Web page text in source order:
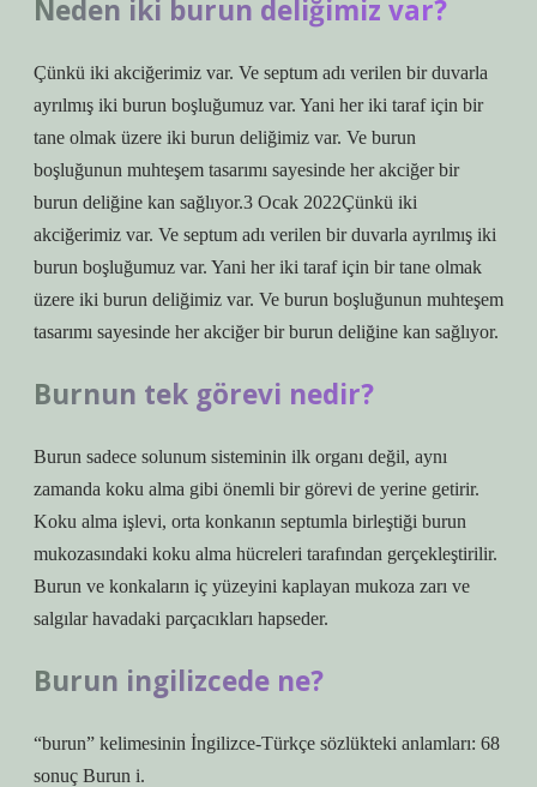
Neden iki burun deliğimiz var?
Çünkü iki akciğerimiz var. Ve septum adı verilen bir duvarla
ayrılmış iki burun boşluğumuz var. Yani her iki taraf için bir
tane olmak üzere iki burun deliğimiz var. Ve burun
boşluğunun muhteşem tasarımı sayesinde her akciğer bir
burun deliğine kan sağlıyor.3 Ocak 2022Çünkü iki
akciğerimiz var. Ve septum adı verilen bir duvarla ayrılmış iki
burun boşluğumuz var. Yani her iki taraf için bir tane olmak
üzere iki burun deliğimiz var. Ve burun boşluğunun muhteşem
tasarımı sayesinde her akciğer bir burun deliğine kan sağlıyor.
Burnun tek görevi nedir?
Burun sadece solunum sisteminin ilk organı değil, aynı
zamanda koku alma gibi önemli bir görevi de yerine getirir.
Koku alma işlevi, orta konkanın septumla birleştiği burun
mukozasındaki koku alma hücreleri tarafından gerçekleştirilir.
Burun ve konkaların iç yüzeyini kaplayan mukoza zarı ve
salgılar havadaki parçacıkları hapseder.
Burun ingilizcede ne?
“burun” kelimesinin İngilizce-Türkçe sözlükteki anlamları: 68
sonuç Burun i.